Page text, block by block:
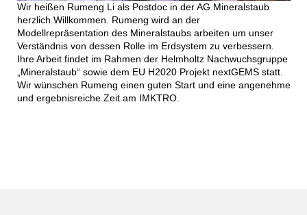
Wir heißen Rumeng Li als Postdoc in der AG Mineralstaub
herzlich Willkommen. Rumeng wird an der
Modellrepräsentation des Mineralstaubs arbeiten um unser
Verständnis von dessen Rolle im Erdsystem zu verbessern.
Ihre Arbeit findet im Rahmen der Helmholtz Nachwuchsgruppe
„Mineralstaub“ sowie dem EU H2020 Projekt nextGEMS statt.
Wir wünschen Rumeng einen guten Start und eine angenehme
und ergebnisreiche Zeit am IMKTRO.